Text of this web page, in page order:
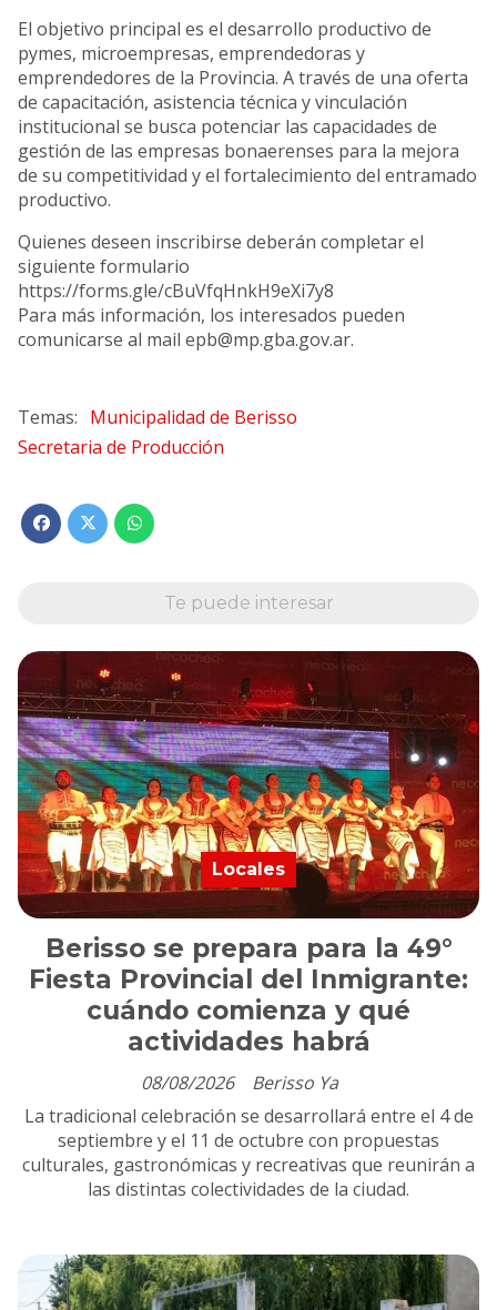
El objetivo principal es el desarrollo productivo de
pymes, microempresas, emprendedoras y
emprendedores de la Provincia. A través de una oferta
de capacitación, asistencia técnica y vinculación
institucional se busca potenciar las capacidades de
gestión de las empresas bonaerenses para la mejora
de su competitividad y el fortalecimiento del entramado
productivo.
Quienes deseen inscribirse deberán completar el
siguiente formulario
https://forms.gle/cBuVfqHnkH9eXi7y8
Para más información, los interesados pueden
comunicarse al mail epb@mp.gba.gov.ar.
Municipalidad de Berisso
Secretaria de Producción
Te puede interesar
Berisso se prepara para la 49°
Fiesta Provincial del Inmigrante:
cuándo comienza y qué
actividades habrá
Berisso Ya
Locales
08/08/2026
La tradicional celebración se desarrollará entre el 4 de
septiembre y el 11 de octubre con propuestas
culturales, gastronómicas y recreativas que reunirán a
las distintas colectividades de la ciudad.